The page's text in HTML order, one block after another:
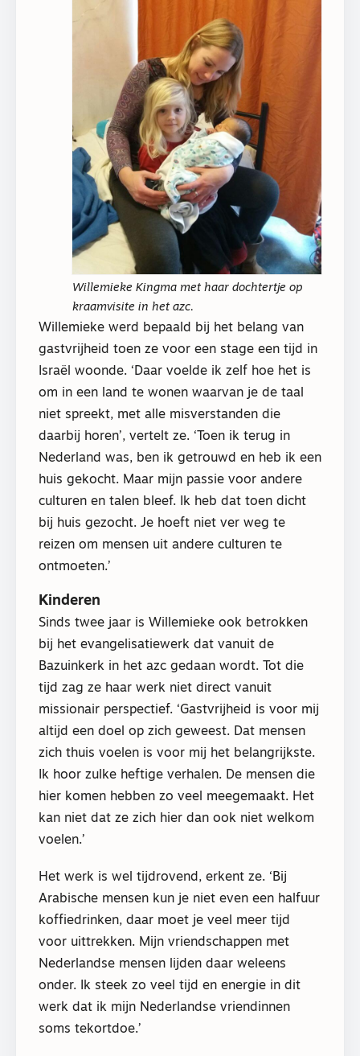
Willemieke Kingma met haar dochtertje op
kraamvisite in het azc.
Willemieke werd bepaald bij het belang van
gastvrijheid toen ze voor een stage een tijd in
Israël woonde. ‘Daar voelde ik zelf hoe het is
om in een land te wonen waarvan je de taal
niet spreekt, met alle misverstanden die
daarbij horen’, vertelt ze. ‘Toen ik terug in
Nederland was, ben ik getrouwd en heb ik een
huis gekocht. Maar mijn passie voor andere
culturen en talen bleef. Ik heb dat toen dicht
bij huis gezocht. Je hoeft niet ver weg te
reizen om mensen uit andere culturen te
ontmoeten.’
Kinderen
Sinds twee jaar is Willemieke ook betrokken
bij het evangelisatiewerk dat vanuit de
Bazuinkerk in het azc gedaan wordt. Tot die
tijd zag ze haar werk niet direct vanuit
missionair perspectief. ‘Gastvrijheid is voor mij
altijd een doel op zich geweest. Dat mensen
zich thuis voelen is voor mij het belangrijkste.
Ik hoor zulke heftige verhalen. De mensen die
hier komen hebben zo veel meegemaakt. Het
kan niet dat ze zich hier dan ook niet welkom
voelen.’
Het werk is wel tijdrovend, erkent ze. ‘Bij
Arabische mensen kun je niet even een halfuur
koffiedrinken, daar moet je veel meer tijd
voor uittrekken. Mijn vriendschappen met
Nederlandse mensen lijden daar weleens
onder. Ik steek zo veel tijd en energie in dit
werk dat ik mijn Nederlandse vriendinnen
soms tekortdoe.’